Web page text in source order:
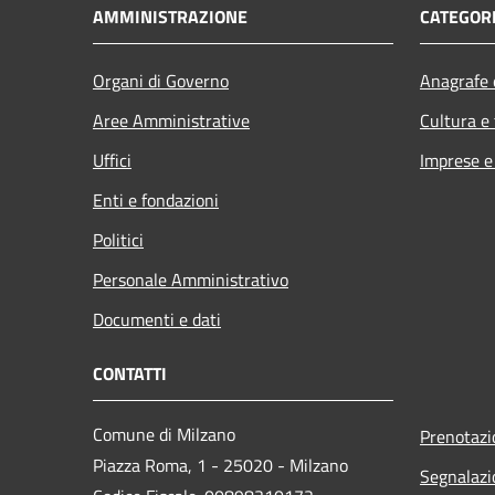
AMMINISTRAZIONE
Organi di Governo
Aree Amministrative
Uffici
Enti e fondazioni
Politici
Personale Amministrativo
Documenti e dati
Cultura
Imprese
CONTATTI
Comune di Milzano
Piazza Roma, 1 - 25020 - Milzano